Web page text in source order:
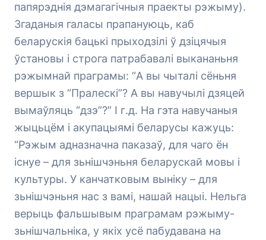
папярэднія дэмагагічныя праекты рэжыму).
Згаданыя галасы прапануюць, каб
беларускія бацькі прыходзілі ў дзіцячыя
ўстановы і строга патрабавалі выкананьня
рэжымнай праграмы: “А вы чыталі сёньня
вершык з “Пралескі”? А вы навучылі дзяцей
вымаўляць “дзэ”?” І г.д. На гэта навучаныя
жыцьцём і акупацыямі беларусы кажуць:
“Рэжым адназначна паказаў, для чаго ён
існуе – для зьнішчэньня беларускай мовы і
культуры. У канчатковым выніку – для
зьнішчэньня нас з вамі, нашай нацыі. Нельга
верыць фальшывым праграмам рэжыму-
зьнішчальніка, у якіх усё пабудавана на